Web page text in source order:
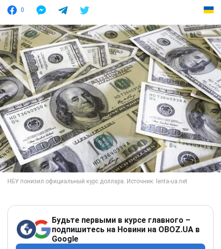
0
Будьте первыми в курсе главного –
подпишитесь на Новини на OBOZ.UA в
Google